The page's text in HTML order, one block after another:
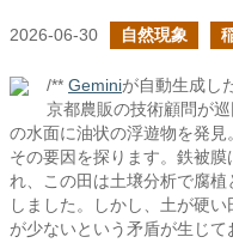
2026-06-30 自然現象
/** Geminiが自動生成し
京都農販の技術顧問が
の水面に油状の浮遊物を発見
その要因を探ります。鉄被
れ、この田は土壌分析で腐
しました。しかし、土が硬
が少ないという矛盾が生じ